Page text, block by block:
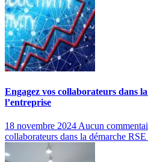
Engagez vos collaborateurs dans
l’entreprise
18 novembre 2024 Aucun
collaborateurs dans la démarche RSE